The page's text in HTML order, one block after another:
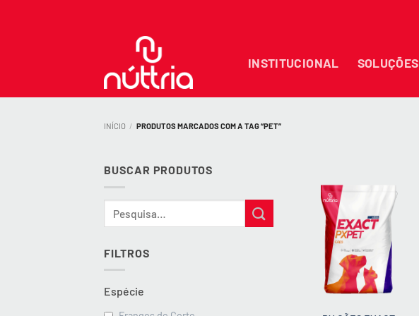
INSTITUCIONAL SOLUÇÕES
INÍCIO / PRODUTOS MARCADOS COM A TAG “PET”
BUSCAR PRODUTOS
FILTROS
Espécie